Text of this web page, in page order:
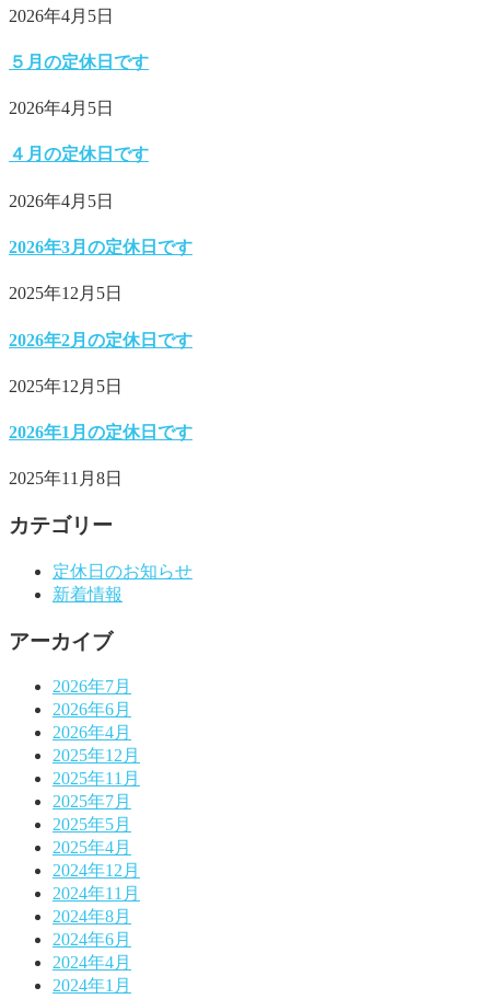
2026年4月5日
５月の定休日です
2026年4月5日
４月の定休日です
2026年4月5日
2026年3月の定休日です
2025年12月5日
2026年2月の定休日です
2025年12月5日
2026年1月の定休日です
2025年11月8日
カテゴリー
定休日のお知らせ
新着情報
アーカイブ
2026年7月
2026年6月
2026年4月
2025年12月
2025年11月
2025年7月
2025年5月
2025年4月
2024年12月
2024年11月
2024年8月
2024年6月
2024年4月
2024年1月